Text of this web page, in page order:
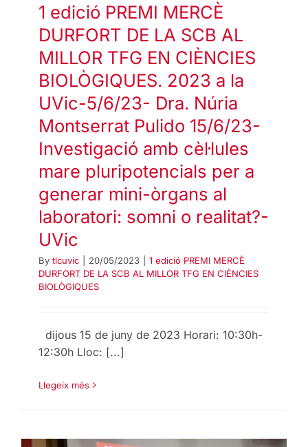
1 edició PREMI MERCÈ
DURFORT DE LA SCB AL
MILLOR TFG EN CIÈNCIES
BIOLÒGIQUES. 2023 a la
UVic-5/6/23- Dra. Núria
Montserrat Pulido 15/6/23-
Investigació amb cèl·lules
mare pluripotencials per a
generar mini-òrgans al
laboratori: somni o realitat?-
UVic
By tlcuvic 20/05/2023
1 edició PREMI MERCÈ
DURFORT DE LA SCB AL MILLOR TFG EN CIÈNCIES
BIOLÒGIQUES
dijous 15 de juny de 2023 Horari: 10:30h-
12:30h Lloc: [...]
Llegeix més